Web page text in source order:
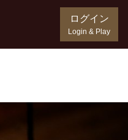
ログイン
Login & Play